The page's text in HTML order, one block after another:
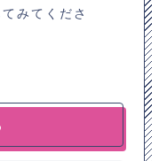
みてくださ